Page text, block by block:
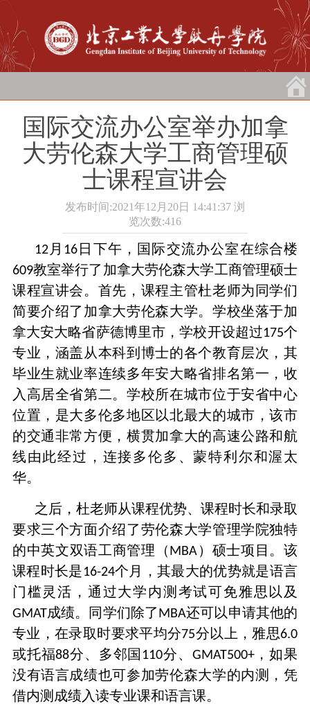
国际交流办公室举办加拿
大劳伦森大学工商管理硕
士课程宣讲会
发布时间:2021年12月20日 14:41:37 浏
览次数:416
12 月 16 日下午，国际交流办公室在综合楼
609教室举行了加拿大劳伦森大学工商管理硕士
课程宣讲会。 首先，课程主管杜老师为同学们
简要介绍了加拿大劳伦森大学。学校坐落于加
拿大安大略省萨德博里市，学校开设超过175个
专业，涵盖从本科到博士的各个教育层次，其
毕业生就业率连续多年安大略省排名第一，收
入高居全省第二。学校所在城市位于安省中心
位置，是大多伦多地区以北最大的城市，该市
的交通非常方便，横贯加拿大的高速公路和航
线由此经过，连接多伦多、蒙特利尔和渥太
华。
之后，杜老师从课程优势、课程时长和录取
要求三个方面介绍了劳伦森大学管理学院独特
的中英文双语工商管理（ MBA ）硕士项目。该
课程时长是 16-24个月，其最大的优势就是语言
门槛灵活，通过大学内测考试可免雅思以及
GMAT成绩。同学们除了 MBA还可以申请其他的
专业，在录取时要求平均分75分以上，雅思6.0
或托福88分、多邻国 110分、 GMAT500+，如果
没有语言成绩也可参加劳伦森大学的内测，凭
借内测成绩入读专业课和语言课。